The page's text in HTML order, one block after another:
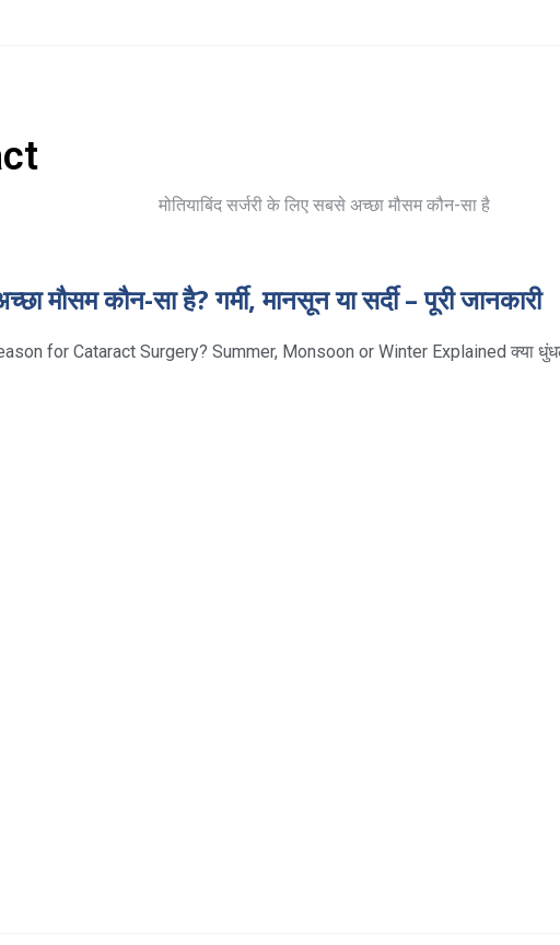
मौसम कौन-सा है? गर्मी, मानसून या सर्दी – पूरी जानकारी
for Cataract Surgery? Summer, Monsoon or Winter Explained क्या